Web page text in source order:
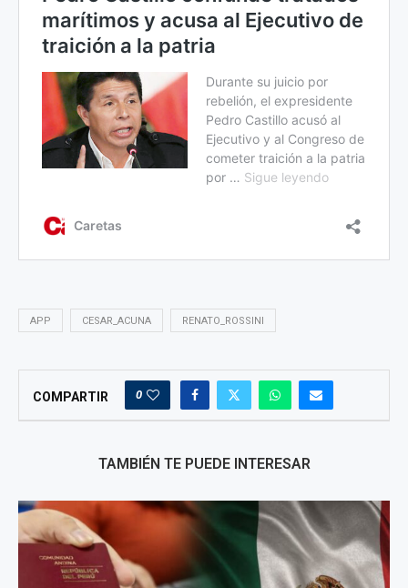
APP CESAR_ACUNA RENATO_ROSSINI
COMPARTIR 0
TAMBIÉN TE PUEDE INTERESAR